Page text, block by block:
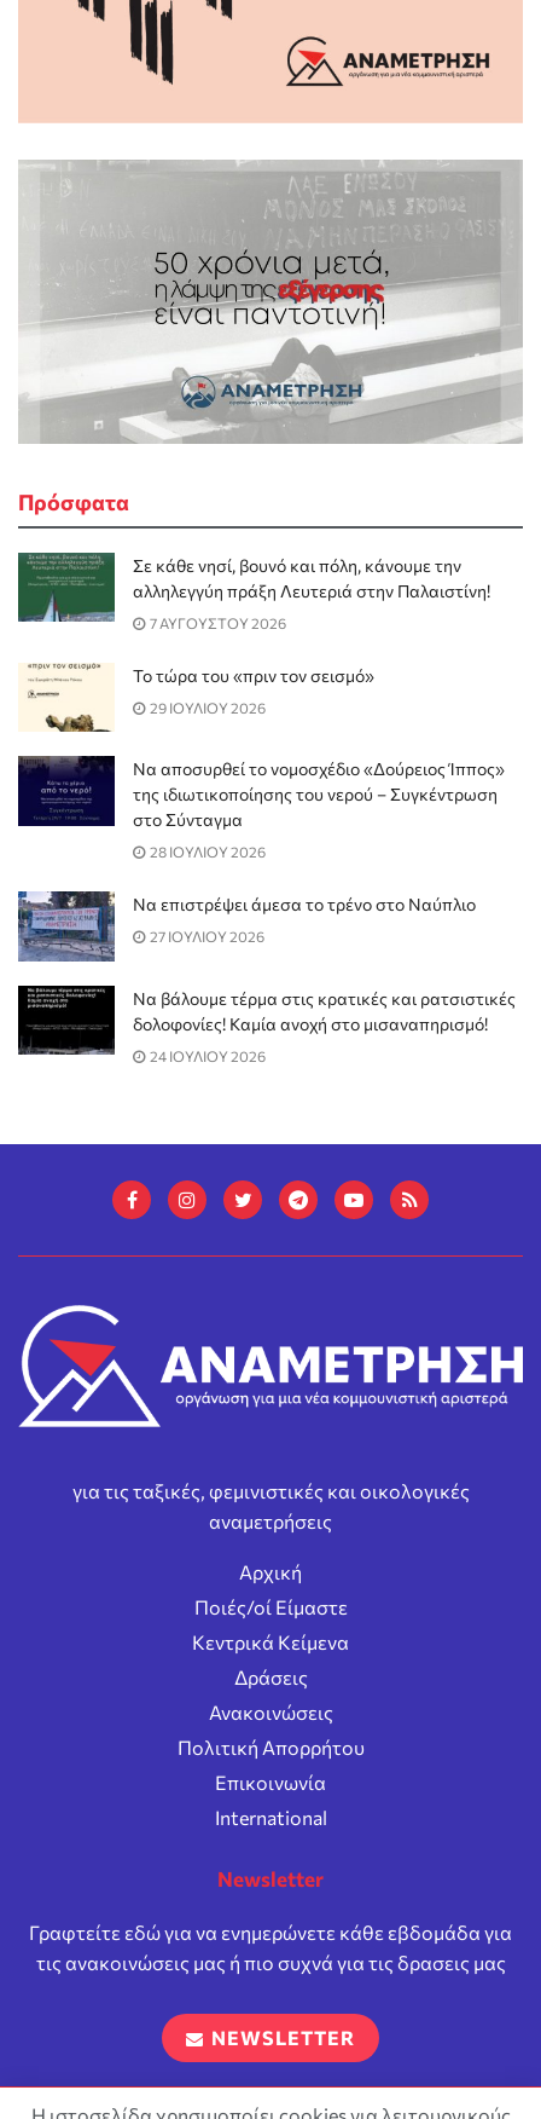
Πρόσφατα
Σε κάθε νησί, βουνό και πόλη, κάνουμε την
αλληλεγγύη πράξη Λευτεριά στην Παλαιστίνη!
7 ΑΥΓΟΥΣΤΟΥ 2026
Το τώρα του «πριν τον σεισμό»
29 ΙΟΥΛΙΟΥ 2026
Να αποσυρθεί το νομοσχέδιο «Δούρειος Ίππος»
της ιδιωτικοποίησης του νερού – Συγκέντρωση
στο Σύνταγμα
28 ΙΟΥΛΙΟΥ 2026
Να επιστρέψει άμεσα το τρένο στο Ναύπλιο
27 ΙΟΥΛΙΟΥ 2026
Να βάλουμε τέρμα στις κρατικές και ρατσιστικές
δολοφονίες! Καμία ανοχή στο μισαναπηρισμό!
24 ΙΟΥΛΙΟΥ 2026
για τις ταξικές, φεμινιστικές και οικολογικές
αναμετρήσεις
Αρχική
Ποιές/οί Είμαστε
Κεντρικά Κείμενα
Δράσεις
Ανακοινώσεις
Πολιτική Απορρήτου
Επικοινωνία
International
Newsletter
Γραφτείτε εδώ για να ενημερώνετε κάθε εβδομάδα για
τις ανακοινώσεις μας ή πιο συχνά για τις δρασεις μας
NEWSLETTER